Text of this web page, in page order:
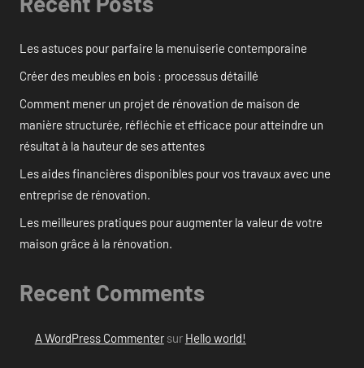
Les astuces pour parfaire la menuiserie contemporaine
Créer des meubles en bois : processus détaillé
Comment mener un projet de rénovation de maison de
manière structurée, réfléchie et efficace pour atteindre un
résultat à la hauteur de ses attentes
Les aides financières disponibles pour vos travaux avec une
entreprise de rénovation.
Les meilleures pratiques pour augmenter la valeur de votre
maison grâce à la rénovation.
Recent Comments
A WordPress Commentersur Hello world!